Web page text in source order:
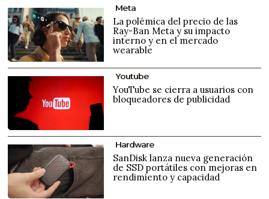
Meta
La polémica del precio de las
Ray-Ban Meta y su impacto
interno y en el mercado
wearable
Youtube
YouTube se cierra a usuarios con
bloqueadores de publicidad
Hardware
SanDisk lanza nueva generación
de SSD portátiles con mejoras en
rendimiento y capacidad